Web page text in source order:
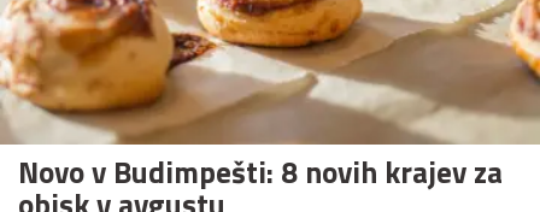
Novo v Budimpešti: 8 novih krajev za